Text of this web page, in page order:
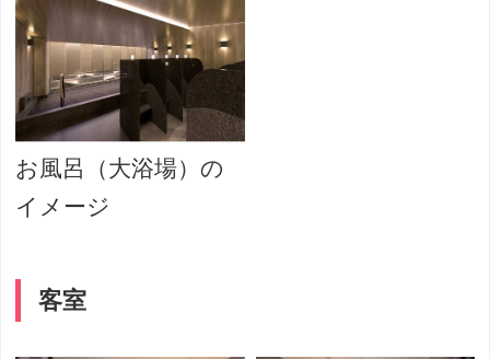
お風呂（大浴場）の
イメージ
客室